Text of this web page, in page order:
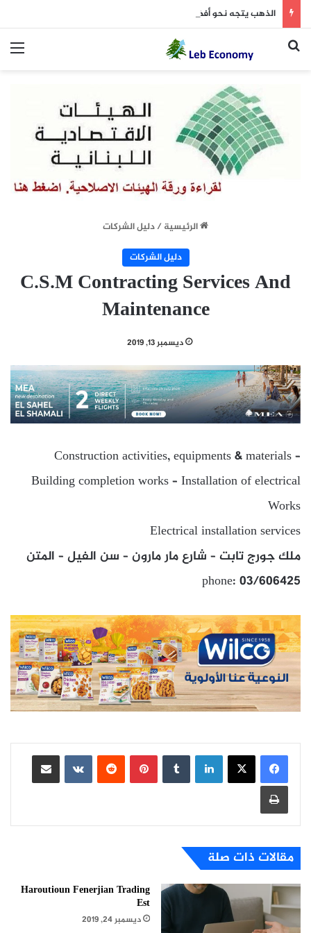
الذهب يتجه نحو أفضل مكاسب أسبوعية منذ يناير
بحث عن
الرئيسية/دليل الشركات
دليل الشركات
C.S.M Contracting Services And
Maintenance
ديسمبر 13, 2019
Construction activities, equipments & materials –
Building completion works – Installation of electrical
Works
Electrical installation services
ملك جورج تابت – شارع مار مارون – سن الفيل – المتن
phone: 03/606425
لينكدإن بينتيريست
مشاركة عبر البريد
طباعة
مقالات ذات صلة
Haroutioun Fenerjian Trading
Est
ديسمبر 24, 2019